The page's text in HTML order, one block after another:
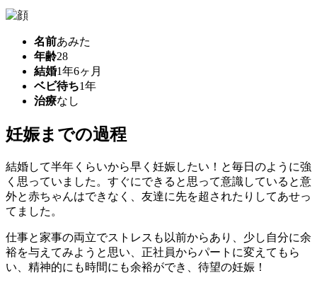
名前あみた
年齢28
結婚1年6ヶ月
ベビ待ち1年
治療なし
妊娠までの過程
結婚して半年くらいから早く妊娠したい！と毎日のように強
く思っていました。すぐにできると思って意識していると意
外と赤ちゃんはできなく、友達に先を超されたりしてあせっ
てました。
仕事と家事の両立でストレスも以前からあり、少し自分に余
裕を与えてみようと思い、正社員からパートに変えてもら
い、精神的にも時間にも余裕ができ、待望の妊娠！